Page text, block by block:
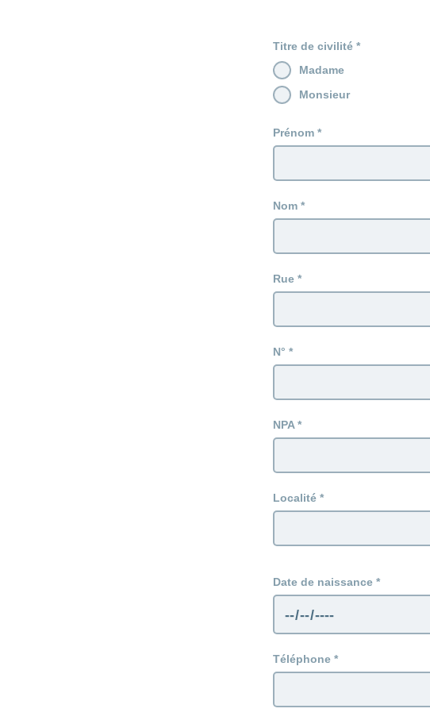
Titre de civilité
Madame
Monsieur
Prénom
Nom
Rue
N°
NPA
Localité
Date de naissance
Téléphone